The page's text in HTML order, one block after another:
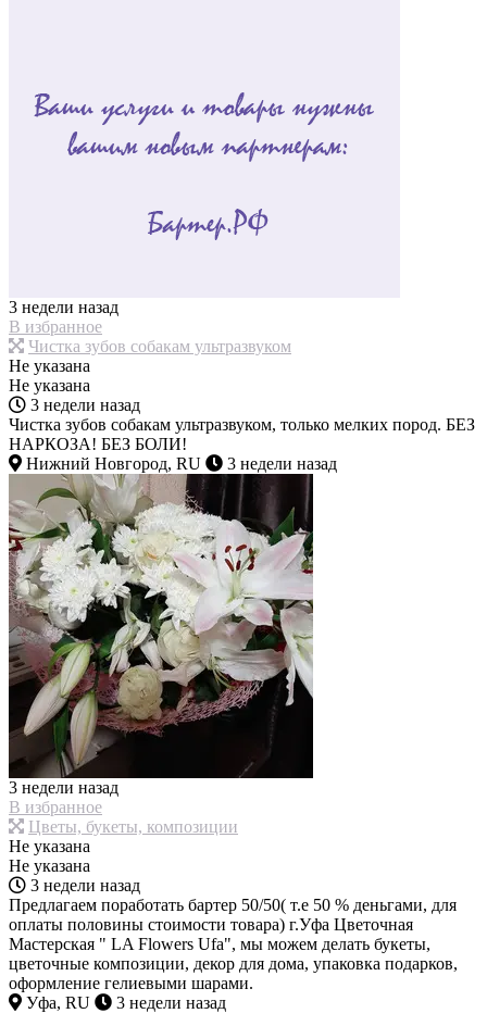
3 недели назад
В избранное
Чистка зубов собакам ультразвуком
Не указана
Не указана
3 недели назад
Чистка зубов собакам ультразвуком, только мелких пород. БЕЗ
НАРКОЗА! БЕЗ БОЛИ!
Нижний Новгород, RU
3 недели назад
3 недели назад
В избранное
Цветы, букеты, композиции
Не указана
Не указана
3 недели назад
Предлагаем поработать бартер 50/50( т.е 50 % деньгами, для
оплаты половины стоимости товара) г.Уфа Цветочная
Мастерская " LA Flowers Ufa", мы можем делать букеты,
цветочные композиции, декор для дома, упаковка подарков,
оформление гелиевыми шарами.
Уфа, RU
3 недели назад